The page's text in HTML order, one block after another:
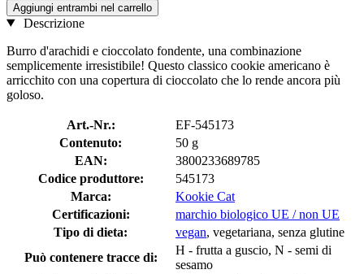
Aggiungi entrambi nel carrello
Descrizione
Burro d'arachidi e cioccolato fondente, una combinazione
semplicemente irresistibile! Questo classico cookie americano è
arricchito con una copertura di cioccolato che lo rende ancora più
goloso.
Art.-Nr.:
EF-545173
Contenuto:
50 g
EAN:
3800233689785
Codice produttore:
545173
Marca:
Kookie Cat
Certificazioni:
marchio biologico UE / non UE
Tipo di dieta:
vegan, vegetariana, senza glutine
Può contenere tracce di:
H - frutta a guscio, N - semi di
sesamo